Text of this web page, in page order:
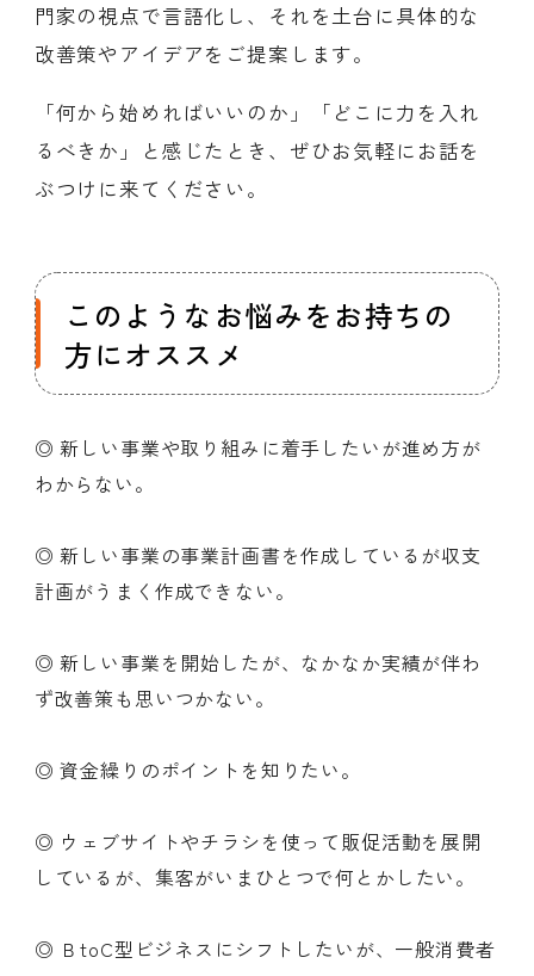
門家の視点で言語化し、それを土台に具体的な
改善策やアイデアをご提案します。
「何から始めればいいのか」「どこに力を入れ
るべきか」と感じたとき、ぜひお気軽にお話を
ぶつけに来てください。
このようなお悩みをお持ちの
方にオススメ
◎ 新しい事業や取り組みに着手したいが進め方が
わからない。
◎ 新しい事業の事業計画書を作成しているが収支
計画がうまく作成できない。
◎ 新しい事業を開始したが、なかなか実績が伴わ
ず改善策も思いつかない。
◎ 資金繰りのポイントを知りたい。
◎ ウェブサイトやチラシを使って販促活動を展開
しているが、集客がいまひとつで何とかしたい。
◎ ＢtoC型ビジネスにシフトしたいが、一般消費者